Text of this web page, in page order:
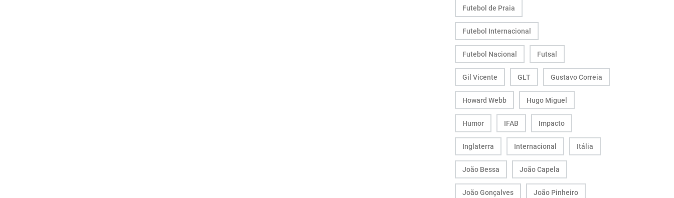
Futebol de Praia
Futebol Internacional
Futebol Nacional Futsal
Gil Vicente GLT Gustavo Correia
Howard Webb Hugo Miguel
Humor IFAB Impacto
Inglaterra Internacional Itália
João Bessa João Capela
João Gonçalves João Pinheiro